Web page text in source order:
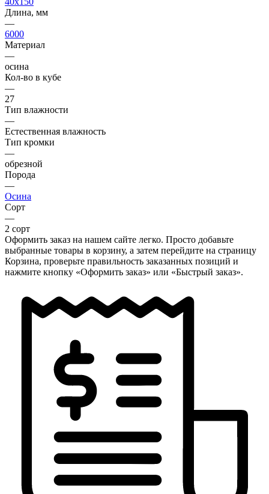
Длина, мм
—
6000
Материал
—
осина
Кол-во в кубе
—
27
Тип влажности
—
Естественная влажность
Тип кромки
—
обрезной
Порода
—
Осина
Сорт
—
2 сорт
Оформить заказ на нашем сайте легко. Просто добавьте
выбранные товары в корзину, а затем перейдите на страницу
Корзина, проверьте правильность заказанных позиций и
нажмите кнопку «Оформить заказ» или «Быстрый заказ».